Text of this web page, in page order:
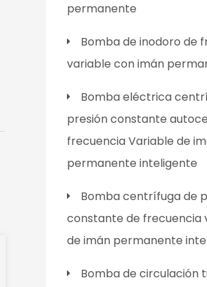
permanente
Bomba de inodoro de
variable con imán
Bomba eléctrica
presión constante
frecuencia Variable de
permanente inteligente
Bomba centrífuga de
constante de frecuencia
de imán permanente
Bomba de circulación